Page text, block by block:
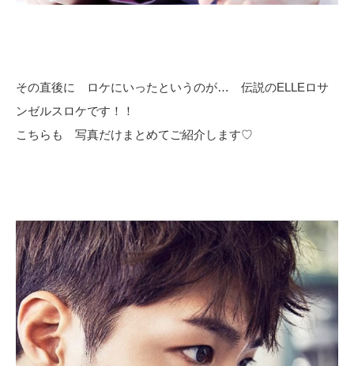
その直後に ロケにいったというのが… 伝説のELLEロサ
ンゼルスロケです！！
こちらも 写真だけまとめてご紹介します♡